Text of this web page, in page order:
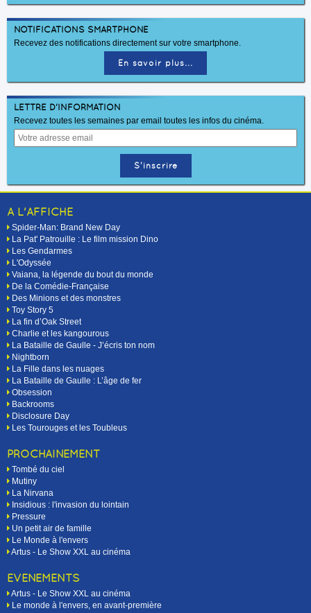
NOTIFICATIONS SMARTPHONE
Recevez des notifications directement sur votre smartphone.
En savoir plus...
LETTRE D'INFORMATION
Recevez toutes les semaines par email toutes les infos du cinéma.
A L'AFFICHE
Spider-Man: Brand New Day
La Pat' Patrouille : Le film mission Dino
Les Gendarmes
L'Odyssée
Vaiana, la légende du bout du monde
De la Comédie-Française
Des Minions et des monstres
Toy Story 5
La fin d’Oak Street
Charlie et les kangourous
La Bataille de Gaulle - J’écris ton nom
Nightborn
La Fille dans les nuages
La Bataille de Gaulle : L’âge de fer
Obsession
Backrooms
Disclosure Day
Les Tourouges et les Toubleus
PROCHAINEMENT
Tombé du ciel
Mutiny
La Nirvana
Insidious : l'invasion du lointain
Pressure
Un petit air de famille
Le Monde à l'envers
Artus - Le Show XXL au cinéma
EVÉNEMENTS
Artus - Le Show XXL au cinéma
Le monde à l'envers, en avant-première